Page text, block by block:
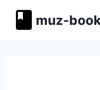
muz-